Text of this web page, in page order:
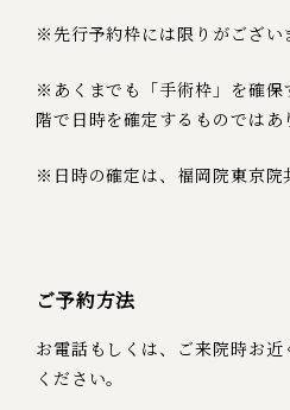
※先行予約枠には限りがござい
※あくまでも「手術枠」を確保
階で日時を確定するものではあ
※日時の確定は、福岡院東京院
ご予約方法
お電話もしくは、ご来院時お
ください。